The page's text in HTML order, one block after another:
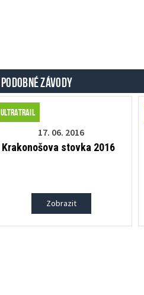
PODOBNÉ ZÁVODY
Ultratrail
17. 06. 2016
Krakonošova stovka 2016
Zobrazit